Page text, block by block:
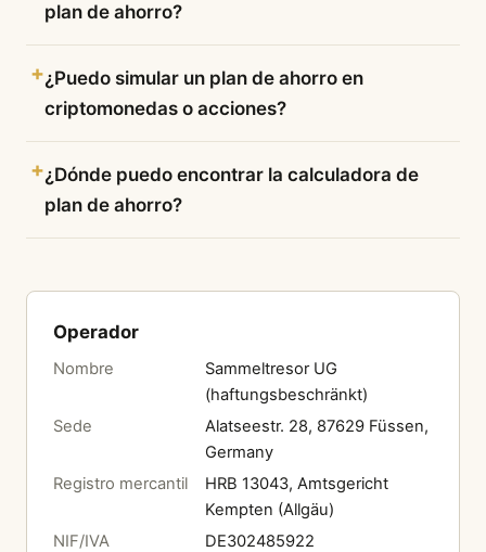
plan de ahorro?
¿Puedo simular un plan de ahorro en
criptomonedas o acciones?
¿Dónde puedo encontrar la calculadora de
plan de ahorro?
Operador
Nombre
Sammeltresor UG
(haftungsbeschränkt)
Sede
Alatseestr. 28, 87629 Füssen,
Germany
Registro mercantil
HRB 13043, Amtsgericht
Kempten (Allgäu)
NIF/IVA
DE302485922